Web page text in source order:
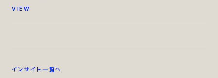
VIEW
インサイト一覧へ